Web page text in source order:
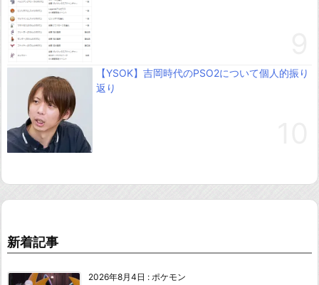
【YSOK】吉岡時代のPSO2について個人的振り
返り
新着記事
2026年8月4日 : ポケモン